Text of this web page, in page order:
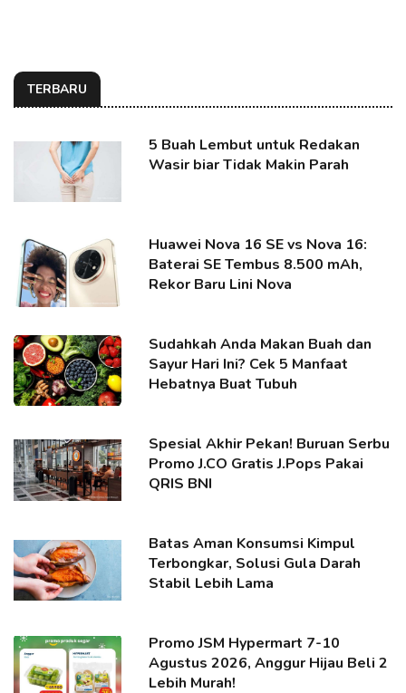
TERBARU
5 Buah Lembut untuk Redakan
Wasir biar Tidak Makin Parah
Huawei Nova 16 SE vs Nova 16:
Baterai SE Tembus 8.500 mAh,
Rekor Baru Lini Nova
Sudahkah Anda Makan Buah dan
Sayur Hari Ini? Cek 5 Manfaat
Hebatnya Buat Tubuh
Spesial Akhir Pekan! Buruan Serbu
Promo J.CO Gratis J.Pops Pakai
QRIS BNI
Batas Aman Konsumsi Kimpul
Terbongkar, Solusi Gula Darah
Stabil Lebih Lama
Promo JSM Hypermart 7-10
Agustus 2026, Anggur Hijau Beli 2
Lebih Murah!